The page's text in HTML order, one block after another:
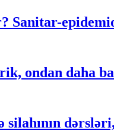
ondan daha